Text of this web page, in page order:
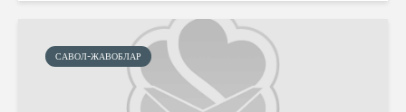
САВОЛ-ЖАВОБЛАР